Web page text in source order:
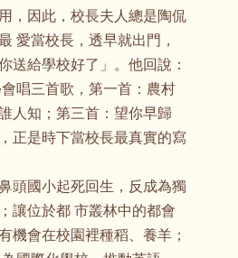
，因此，校長夫人總是陶侃
愛當校長，透早就出門，
送給學校好了」。他回說：
會唱三首歌，第一首：農村
人知；第三首：望你早歸
正是時下當校長最真實的寫
頭國小起死回生，反成為獨
讓位於都 市叢林中的都會
機會在校園裡種稻、養羊；